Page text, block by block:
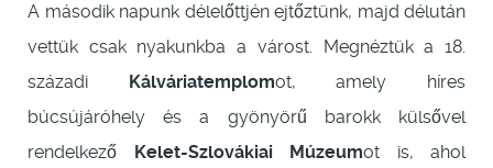
A második napunk délelőttjén ejtőztünk, majd délután
vettük csak nyakunkba a várost. Megnéztük a 18.
századi Kálváriatemplomot, amely híres
búcsújáróhely és a gyönyörű barokk külsővel
rendelkező Kelet-Szlovákiai Múzeumot is, ahol